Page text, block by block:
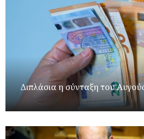
Διπλάσια η σύνταξη του